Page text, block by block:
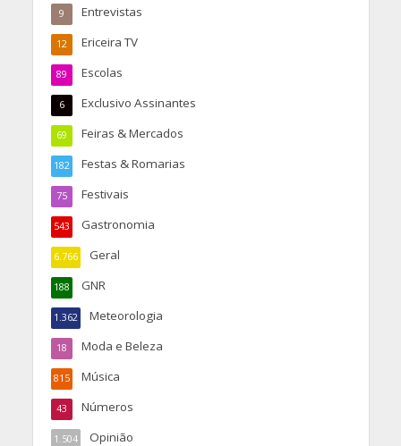
Entrevistas
9
Ericeira TV
12
Escolas
89
Exclusivo Assinantes
6
Feiras & Mercados
69
Festas & Romarias
182
Festivais
75
Gastronomia
543
Geral
6.766
GNR
188
Meteorologia
1.362
Moda e Beleza
18
Música
815
Números
43
Opinião
1.504